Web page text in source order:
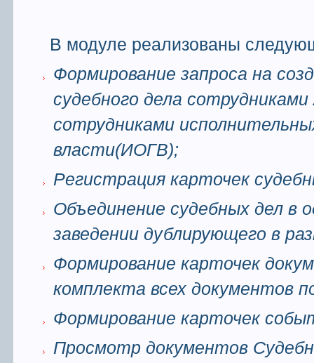
В модуле реализованы
Формирование запроса на
судебного дела
сотрудниками
власти(ИОГВ);
Регистрация карточек
Объединение судебных дел в
заведении дублирующего в
Формирование карточек
комплекта всех документов
Формирование карточек
Просмотр документов